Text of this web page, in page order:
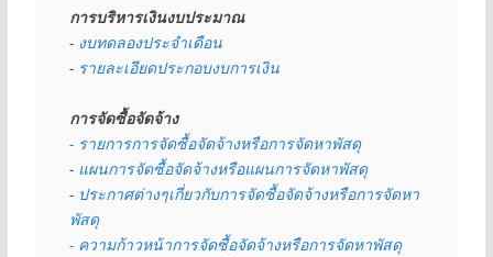
การบริหารเงินงบประมาณ
- งบทดลองประจำเดือน
- รายละเอียดประกอบงบการเงิน
การจัดซื้อจัดจ้าง
- รายการการจัดซื้อจัดจ้างหรือการจัดหาพัสดุ
- แผนการจัดซื้อจัดจ้างหรือแผนการจัดหาพัสดุ
- ประกาศต่างๆเกี่ยวกับการจัดซื้อจัดจ้างหรือการจัดหา
พัสดุ
- ความก้าวหน้าการจัดซื้อจัดจ้างหรือการจัดหาพัสดุ